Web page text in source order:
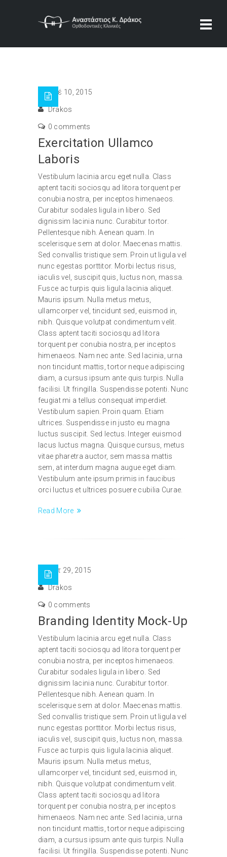
Νοέ 10, 2015
Drakos
0 comments
Exercitation Ullamco
Laboris
Vestibulum lacinia arcu eget nulla. Class
aptent taciti sociosqu ad litora torquent per
conubia nostra, per inceptos himenaeos.
Curabitur sodales ligula in libero. Sed
dignissim lacinia nunc. Curabitur tortor.
Pellentesque nibh. Aenean quam. In
scelerisque sem at dolor. Maecenas mattis.
Sed convallis tristique sem. Proin ut ligula vel
nunc egestas porttitor. Morbi lectus risus,
iaculis vel, suscipit quis, luctus non, massa.
Fusce ac turpis quis ligula lacinia aliquet.
Mauris ipsum. Nulla metus metus,
ullamcorper vel, tincidunt sed, euismod in,
nibh. Quisque volutpat condimentum velit.
Class aptent taciti sociosqu ad litora
torquent per conubia nostra, per inceptos
himenaeos. Nam nec ante. Sed lacinia, urna
non tincidunt mattis, tortor neque adipiscing
diam, a cursus ipsum ante quis turpis. Nulla
facilisi. Ut fringilla. Suspendisse potenti. Nunc
feugiat mi a tellus consequat imperdiet.
Vestibulum sapien. Proin quam. Etiam
ultrices. Suspendisse in justo eu magna
luctus suscipit. Sed lectus. Integer euismod
lacus luctus magna. Quisque cursus, metus
vitae pharetra auctor, sem massa mattis
sem, at interdum magna augue eget diam.
Vestibulum ante ipsum primis in faucibus
orci luctus et ultrices posuere cubilia Curae.
Read More
Οκτ 29, 2015
Drakos
0 comments
Branding Identity Mock-Up
Vestibulum lacinia arcu eget nulla. Class
aptent taciti sociosqu ad litora torquent per
conubia nostra, per inceptos himenaeos.
Curabitur sodales ligula in libero. Sed
dignissim lacinia nunc. Curabitur tortor.
Pellentesque nibh. Aenean quam. In
scelerisque sem at dolor. Maecenas mattis.
Sed convallis tristique sem. Proin ut ligula vel
nunc egestas porttitor. Morbi lectus risus,
iaculis vel, suscipit quis, luctus non, massa.
Fusce ac turpis quis ligula lacinia aliquet.
Mauris ipsum. Nulla metus metus,
ullamcorper vel, tincidunt sed, euismod in,
nibh. Quisque volutpat condimentum velit.
Class aptent taciti sociosqu ad litora
torquent per conubia nostra, per inceptos
himenaeos. Nam nec ante. Sed lacinia, urna
non tincidunt mattis, tortor neque adipiscing
diam, a cursus ipsum ante quis turpis. Nulla
facilisi. Ut fringilla. Suspendisse potenti. Nunc